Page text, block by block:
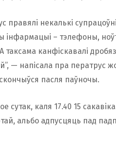
правялі некалькі
інфармацыі – тэлефоны,
таксама канфіскавалі
— напісала пра ператрус
скончыўся пасля паўночы.
сутак, каля 17.40 15
альбо адпусцяць пад